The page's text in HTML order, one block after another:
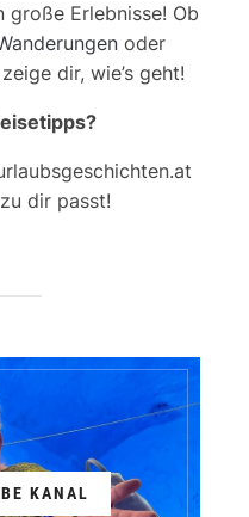
große Erlebnisse! Ob
oder
dir, wie’s geht!
dir passt!
KANAL